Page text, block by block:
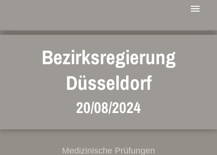
Bezirksregierung
Düsseldorf
20/08/2024
Medizinische Prüfungen